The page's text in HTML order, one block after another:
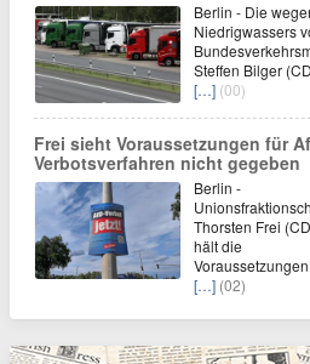
Berlin - Die
Niedrigwassers
Steffen Bilger
[…] (00)
Frei sieht Voraussetzungen für
Verbotsverfahren nicht gegeben
Berlin -
Thorsten Frei
hält die
[…] (02)